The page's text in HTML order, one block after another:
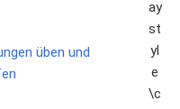
üben und